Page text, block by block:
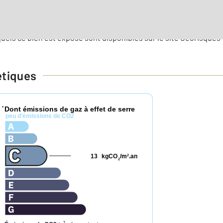
ce bien est exposé sont disponibles sur le site
* Dont émissions de gaz à effet de serre
peu d'émissions de CO2
kgCO2/m2.an
13